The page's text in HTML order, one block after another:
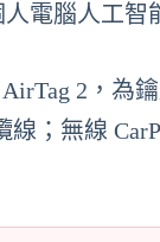
電腦人工
2，為
線；無線